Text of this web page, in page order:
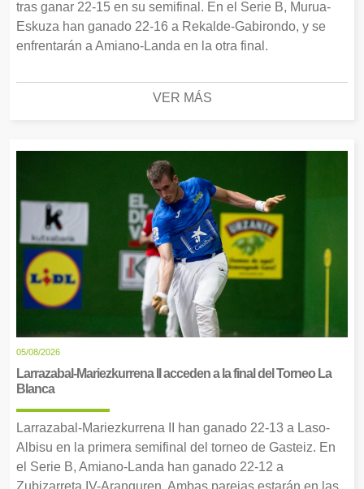
tras ganar 22-15 en su semifinal. En el Serie B, Murua-
Eskuza han ganado 22-16 a Rekalde-Gabirondo, y se
enfrentarán a Amiano-Landa en la otra final.
VER MÁS
05/08/2026
Larrazabal-Mariezkurrena II acceden a la final del Torneo La
Blanca
Larrazabal-Mariezkurrena II han ganado 22-13 a Laso-
Albisu en la primera semifinal del torneo de Gasteiz. En
el Serie B, Amiano-Landa han ganado 22-12 a
Zubizarreta IV-Aranguren. Ambas parejas estarán en las